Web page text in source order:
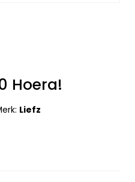
Hoera!
Liefz